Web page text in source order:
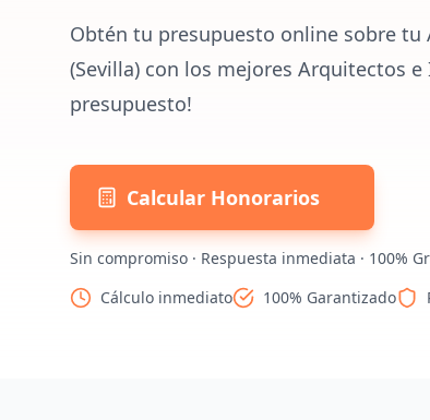
Obtén tu presupuesto online sobre tu
(Sevilla) con los mejores Arquitectos
presupuesto!
Calcular Honorarios
Sin compromiso · Respuesta inmediata · 100%
Cálculo inmediato
100% Garantizado